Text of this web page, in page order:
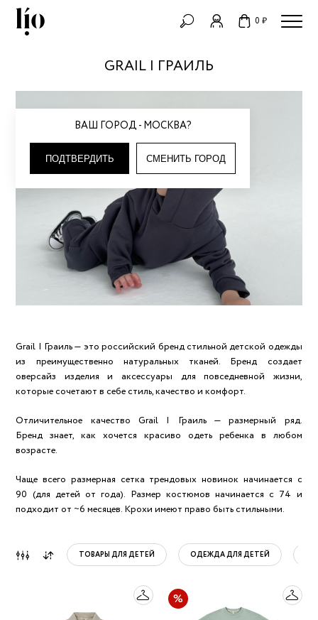
0 ₽
ВАШ ГОРОД - МОСКВА?
ПОДТВЕРДИТЬ СМЕНИТЬ ГОРОД
GRAIL | ГРАИЛЬ
Grail | Граиль — это российский бренд стильной детской одежды
из преимущественно натуральных тканей. Бренд создает
оверсайз изделия и аксессуары для повседневной жизни,
которые сочетают в себе стиль, качество и комфорт.
Отличительное качество Grail | Граиль — размерный ряд.
Бренд знает, как хочется красиво одеть ребенка в любом
возрасте.
Чаще всего размерная сетка трендовых новинок начинается с
90 (для детей от года). Размер костюмов начинается с 74 и
подходит от ~6 месяцев. Крохи имеют право быть стильными.
ТОВАРЫ ДЛЯ ДЕТЕЙ ОДЕЖДА ДЛЯ ДЕТЕЙ